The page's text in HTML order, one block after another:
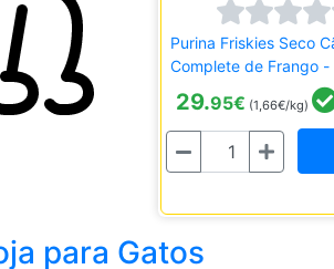
Purina Friskies Seco
Complete de Frango -
29.95€ (1,66€/kg)
Quantidade
para Gatos